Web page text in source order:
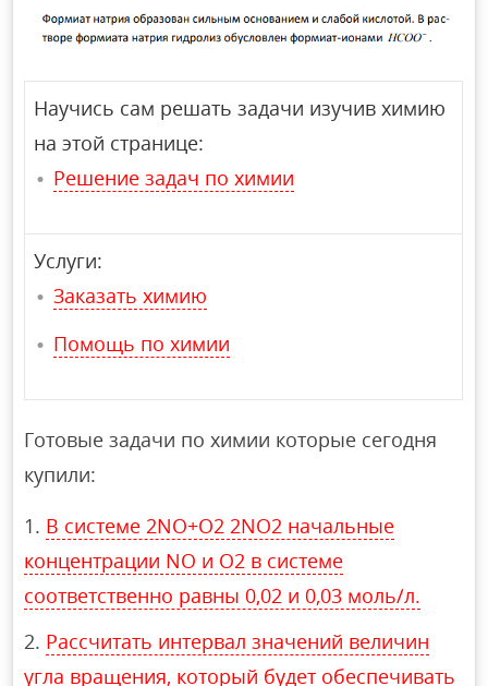
Научись сам решать задачи изучив химию
на этой странице:
Решение задач по химии
Услуги:
Заказать химию
Помощь по химии
Готовые задачи по химии которые сегодня
купили:
В системе 2NO+O2 2NO2 начальные
концентрации NO и O2 в системе
соответственно равны 0,02 и 0,03 моль/л.
Рассчитать интервал значений величин
угла вращения, который будет обеспечивать